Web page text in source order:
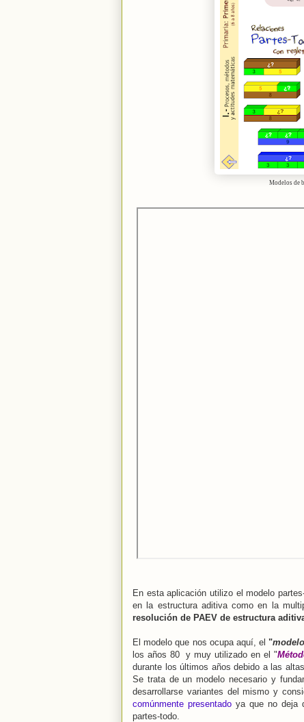
Modelos de
En esta aplicación utilizo el modelo
en la estructura aditiva como en la
resolución de PAEV de estructura
El modelo que nos ocupa aquí, el"
los años 80 y muy utilizado en el "
durante los últimos años debido a las
Se trata de un modelo necesario y
desarrollarse variantes del mismo y
comúnmente presentado ya que no deja
partes-todo.